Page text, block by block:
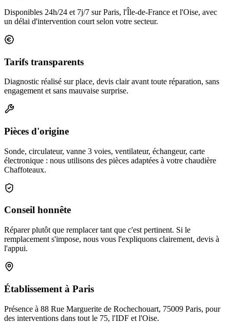
Disponibles 24h/24 et 7j/7 sur Paris, l'Île-de-France et l'Oise, avec
un délai d'intervention court selon votre secteur.
Tarifs transparents
Diagnostic réalisé sur place, devis clair avant toute réparation, sans
engagement et sans mauvaise surprise.
Pièces d'origine
Sonde, circulateur, vanne 3 voies, ventilateur, échangeur, carte
électronique : nous utilisons des pièces adaptées à votre chaudière
Chaffoteaux.
Conseil honnête
Réparer plutôt que remplacer tant que c'est pertinent. Si le
remplacement s'impose, nous vous l'expliquons clairement, devis à
l'appui.
Établissement à Paris
Présence à 88 Rue Marguerite de Rochechouart, 75009 Paris, pour
des interventions dans tout le 75, l'IDF et l'Oise.